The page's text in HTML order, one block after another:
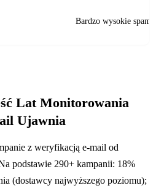
Bardzo wysokie spam
Lat Monitorowania
Ujawnia
z weryfikacją e-mail od
podstawie 290+ kampanii: 18%
(dostawcy najwyższego poziomu);